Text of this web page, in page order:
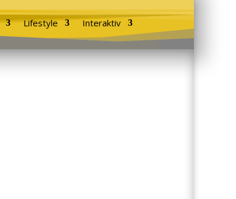
Lifestyle
Interaktiv